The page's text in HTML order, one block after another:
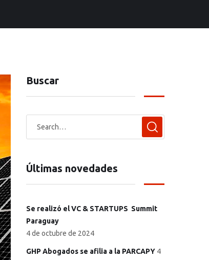
Buscar
Últimas novedades
Se realizó el VC & STARTUPS Summit
Paraguay
4 de octubre de 2024
GHP Abogados se afilia a la PARCAPY 4